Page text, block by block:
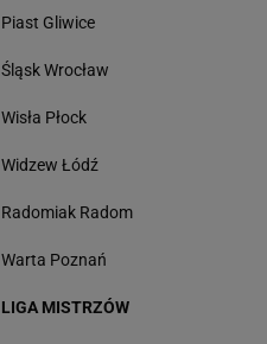
Piast Gliwice
Śląsk Wrocław
Wisła Płock
Widzew Łódź
Radomiak Radom
Warta Poznań
LIGA MISTRZÓW